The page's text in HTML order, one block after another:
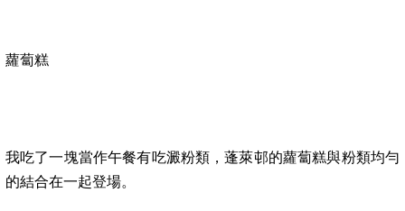
蘿蔔糕
我吃了一塊當作午餐有吃澱粉類，蓬萊邨的蘿蔔糕與粉類均勻
的結合在一起登場。